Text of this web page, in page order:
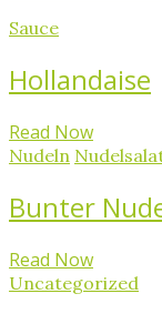
Sauce
Hollandaise
Read Now
Nudeln
Bunter
Read Now
Uncategorized